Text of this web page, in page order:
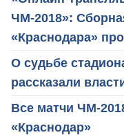
ЧМ-2018»:
«Краснодара»
О судьбе
рассказали
Все матчи ЧМ-
«Краснодар»